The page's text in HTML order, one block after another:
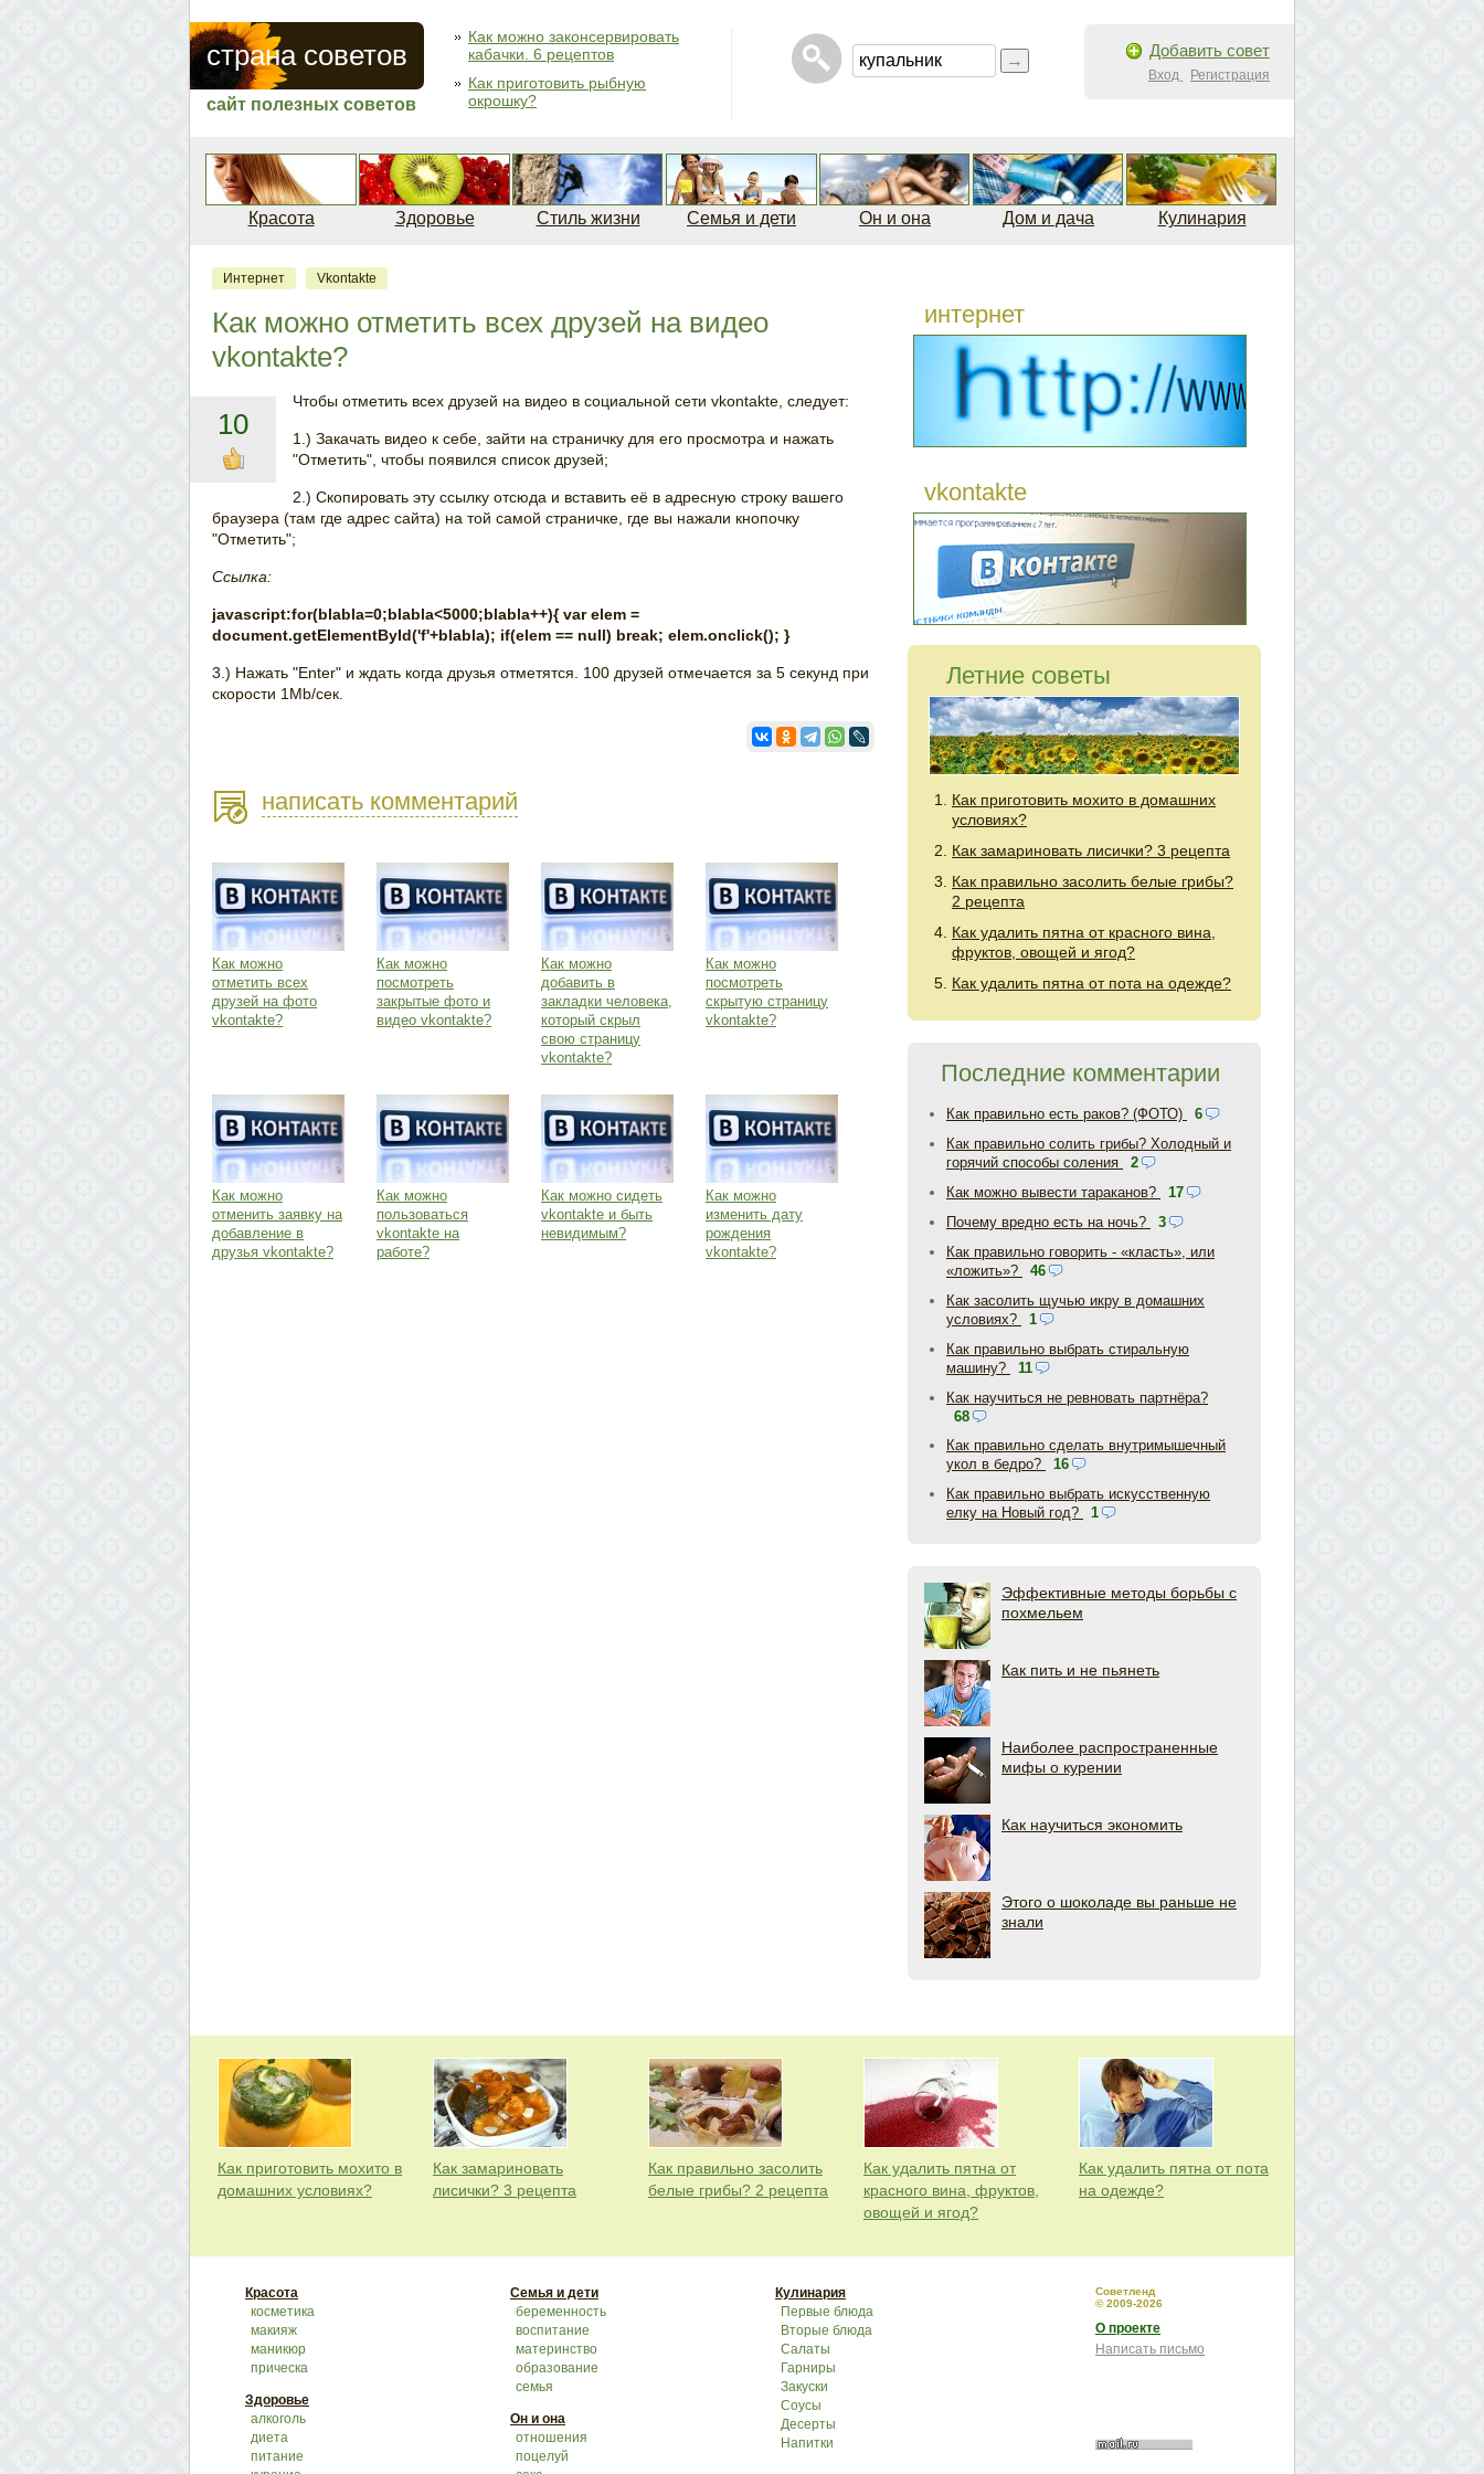
страна советов
сайт полезных советов
Как можно законсервировать
кабачки. 6 рецептов
Как приготовить рыбную
окрошку?
Добавить совет
Вход Регистрация
Красота Здоровье Стиль жизни Семья и дети Он и она Дом и дача Кулинария
Интернет Vkontakte
Как можно отметить всех друзей на видео
vkontakte?
10
Чтобы отметить всех друзей на видео в социальной сети vkontakte, следует:
1.) Закачать видео к себе, зайти на страничку для его просмотра и нажать
"Отметить", чтобы появился список друзей;
2.) Скопировать эту ссылку отсюда и вставить её в адресную строку вашего
браузера (там где адрес сайта) на той самой страничке, где вы нажали кнопочку
"Отметить";
Ссылка:
javascript:for(blabla=0;blabla<5000;blabla++){ var elem =
document.getElementById('f'+blabla); if(elem == null) break; elem.onclick(); }
3.) Нажать "Enter" и ждать когда друзья отметятся. 100 друзей отмечается за 5 секунд при
скорости 1Mb/сек.
написать комментарий
Как можно
отметить всех
друзей на фото
vkontakte?
Как можно
посмотреть
закрытые фото и
видео vkontakte?
Как можно
добавить в
закладки человека,
который скрыл
свою страницу
vkontakte?
Как можно
посмотреть
скрытую страницу
vkontakte?
Как можно
отменить заявку на
добавление в
друзья vkontakte?
Как можно
пользоваться
vkontakte на
работе?
Как можно сидеть
vkontakte и быть
невидимым?
Как можно
изменить дату
рождения
vkontakte?
интернет
vkontakte
Летние советы
Как приготовить мохито в домашних
условиях?
Как замариновать лисички? 3 рецепта
Как правильно засолить белые грибы?
2 рецепта
Как удалить пятна от красного вина,
фруктов, овощей и ягод?
Как удалить пятна от пота на одежде?
Последние комментарии
Как правильно есть раков? (ФОТО)
6
Как правильно солить грибы? Холодный и
горячий способы соления
2
Как можно вывести тараканов?
17
Почему вредно есть на ночь?
3
Как правильно говорить - «класть», или
«ложить»?
46
Как засолить щучью икру в домашних
условиях?
1
Как правильно выбрать стиральную
машину?
11
Как научиться не ревновать партнёра?
68
Как правильно сделать внутримышечный
укол в бедро?
16
Как правильно выбрать искусственную
елку на Новый год?
1
Эффективные методы борьбы с
похмельем
Как пить и не пьянеть
Наиболее распространенные
мифы о курении
Как научиться экономить
Этого о шоколаде вы раньше не
знали
Как приготовить мохито в
домашних условиях?
Как замариновать
лисички? 3 рецепта
Как правильно засолить
белые грибы? 2 рецепта
Как удалить пятна от
красного вина, фруктов,
овощей и ягод?
Как удалить пятна от пота
на одежде?
Красота
косметика
макияж
маникюр
прическа
Здоровье
алкоголь
диета
питание
Семья и дети
беременность
воспитание
материнство
образование
семья
Он и она
отношения
поцелуй
Кулинария
Первые блюда
Вторые блюда
Салаты
Гарниры
Закуски
Соусы
Десерты
Напитки
Советленд
© 2009-2026
О проекте
Написать письмо